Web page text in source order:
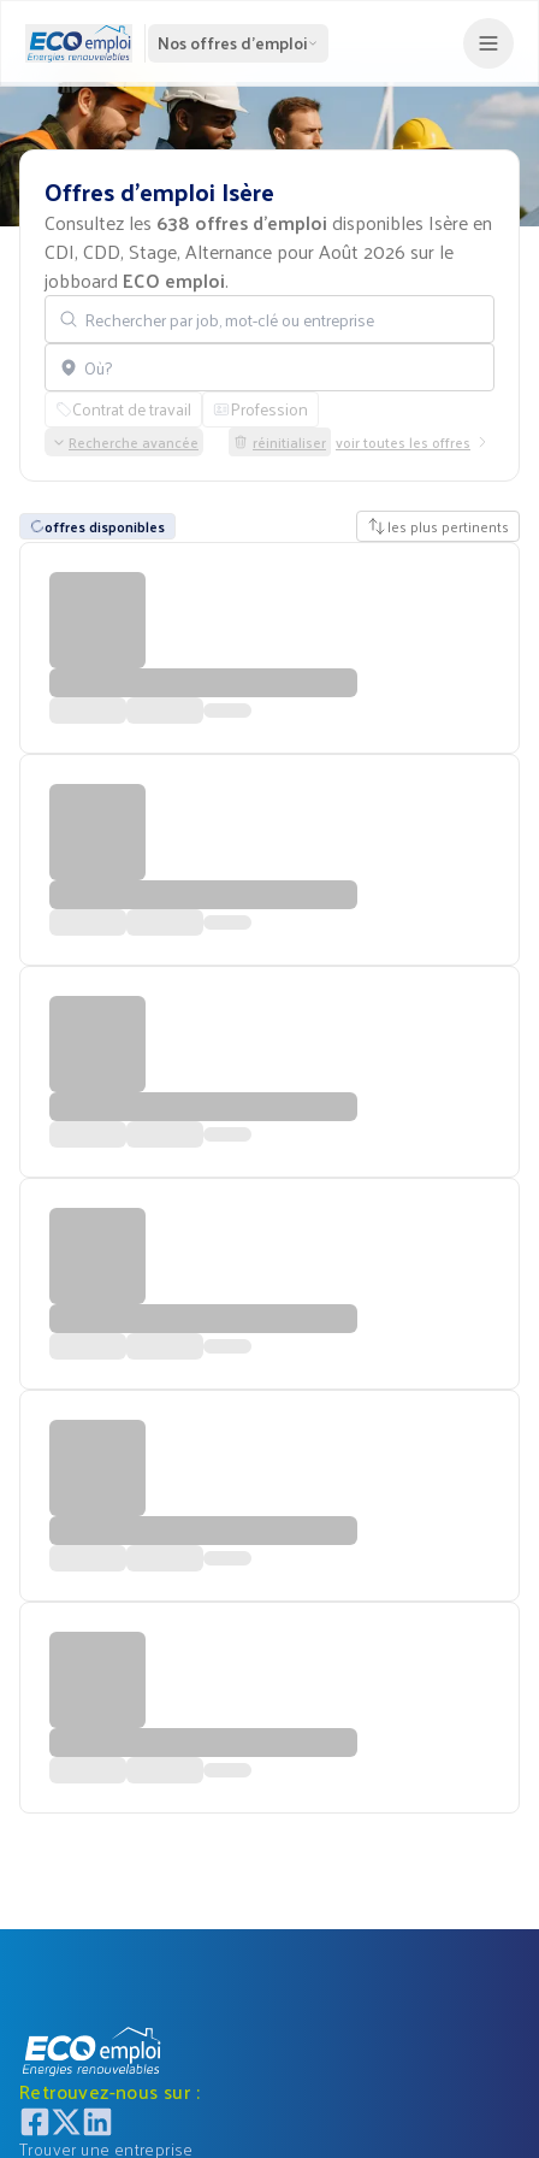
Nos offres d'emploi
Offresd'emploi Isère
Consultez les 638 offres d'emploi disponibles Isère en
CDI, CDD, Stage, Alternance pour Août 2026 sur le
jobboard ECO emploi.
Rechercher par job, mot-clé ou entreprise
Localisation
Contrat de travail Profession
Recherche avancée réinitialiser voir toutes les offres
offres disponibles les plus pertinents
Retrouvez-nous sur :
Trouver une entreprise